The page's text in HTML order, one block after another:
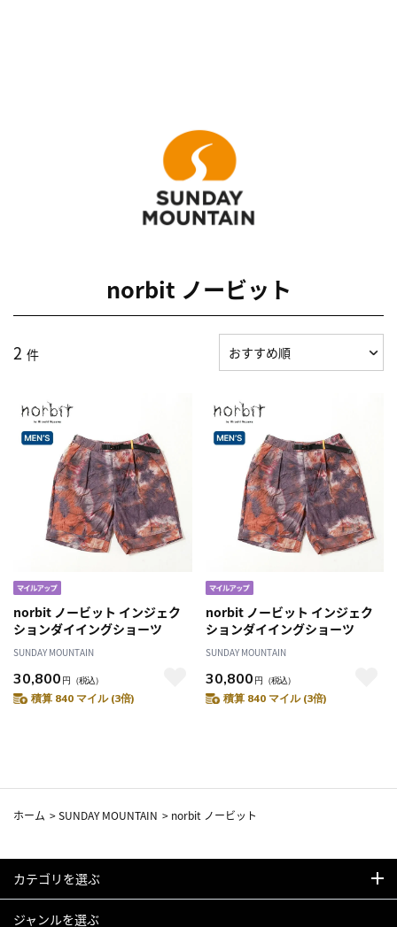
norbit ノービット
2 件
norbit ノービット インジェク
ションダイイングショーツ
SUNDAY MOUNTAIN
30,800 円 （税込）
積算 840 マイル (3倍)
norbit ノービット インジェク
ションダイイングショーツ
SUNDAY MOUNTAIN
30,800 円 （税込）
積算 840 マイル (3倍)
ホーム >SUNDAY MOUNTAIN > norbit ノービット
カテゴリを選ぶ
ジャンルを選ぶ